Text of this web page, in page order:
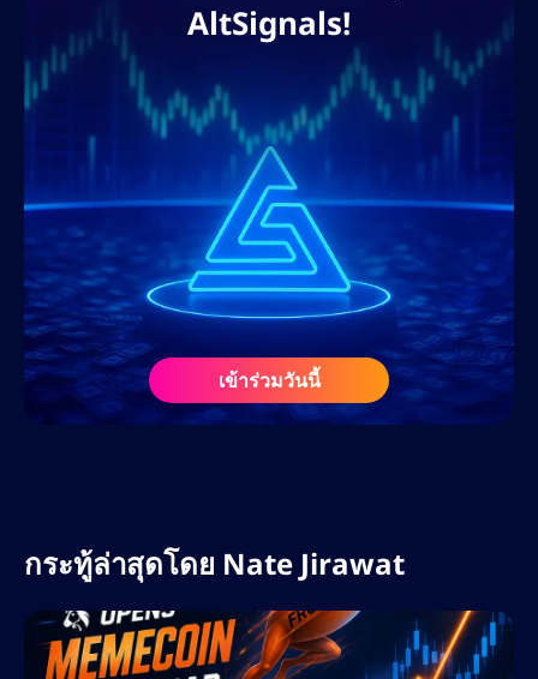
ให้แบรนด์ต่างๆ ขยายการเข้าถึงบนโลกดิจิทัล
และครองอันดับการค้นหา แนวทางที่ขับเคลื่อน
ด้วยข้อมูลของเขาช่วยให้มั่นใจได้ว่าจะได้รับ
ROI สูงสุด การมีส่วนร่วมของผู้ใช้ และการสร้าง
ลีดสูงสุด ผ่านบล็อกที่ปรับแต่ง SEO หน้าแลนดิ้ง
เพจ และกลยุทธ์คอนเทนต์ที่เน้นการแปลงเป็น
ลูกค้า
ก่อนร่วมงานกับ AltSignals ในเดือนกุมภาพันธ์
2568 เนทเคยร่วมงานกับเว็บไซต์สื่อคริปโตชั้น
นำ ศูนย์การเรียนรู้ฟอเร็กซ์ และโปรเจกต์ Web3
ในฐานะที่ปรึกษา SEO และนักวางกลยุทธ์ด้าน
เนื้อหา ความรู้ความเข้าใจอย่างลึกซึ้งเกี่ยวกับ
ตลาดคริปโตและฟอเร็กซ์ ประกอบกับความรู้
ที่ AltSignals เนทรับผิดชอบในการขยายการ
เข้าถึงแบรนด์ทั่วโลก เพิ่มประสิทธิภาพกลยุทธ์
คอนเทนต์สำหรับ ActualizeAI และนำแนวทาง
AltSignals!
เข้าร่วมวันนี้
กระทู้ล่าสุดโดย Nate Jirawat